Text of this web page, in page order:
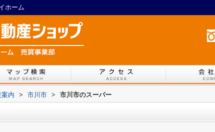
ホーム
案内 > 市川市 > 市川市のスーパー